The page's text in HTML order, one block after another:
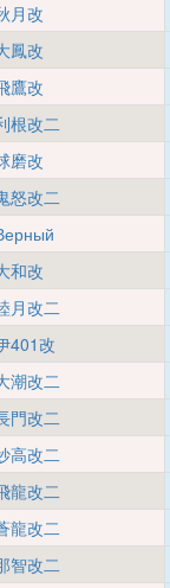
月改
鳳改
鷹改
根改二
磨改
怒改二
和改
月改二
401改
潮改二
門改二
高改二
龍改二
龍改二
智改二